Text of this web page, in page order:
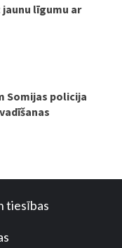
līgumu ar
Somijas policija
tiesības